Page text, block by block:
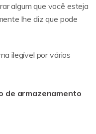
algum que você esteja
lhe diz que pode
ilegível por vários
de armazenamento